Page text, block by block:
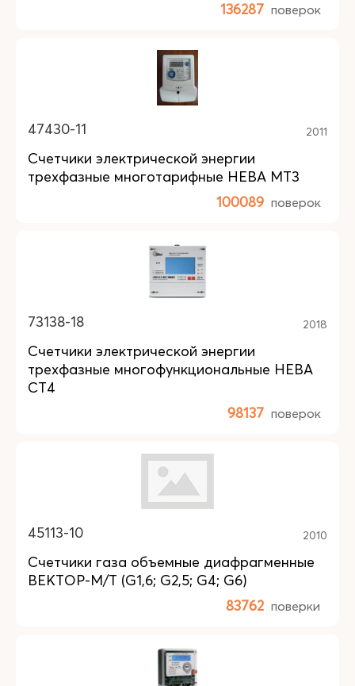
136287 поверок
47430-11 2011
Счетчики электрической энергии
трехфазные многотарифные НЕВА МТ3
100089 поверок
73138-18 2018
Счетчики электрической энергии
трехфазные многофункциональные НЕВА
СТ4
98137 поверок
45113-10 2010
Счетчики газа объемные диафрагменные
ВЕКТОР-М/Т (G1,6; G2,5; G4; G6)
83762 поверки